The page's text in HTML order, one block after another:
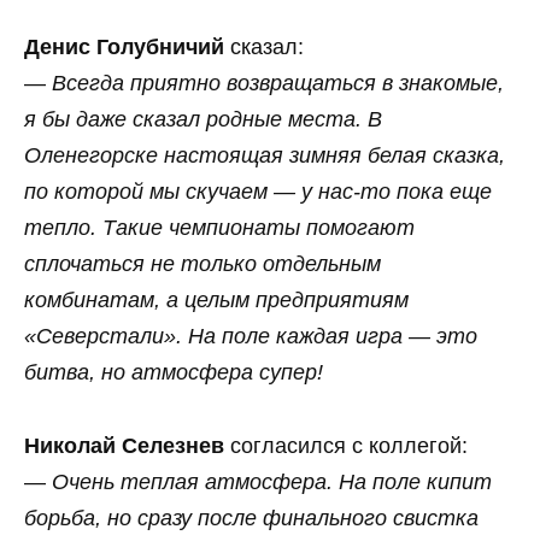
Денис Голубничий сказал:
— Всегда приятно возвращаться в знакомые,
я бы даже сказал родные места. В
Оленегорске настоящая зимняя белая сказка,
по которой мы скучаем — у нас‑то пока еще
тепло. Такие чемпионаты помогают
сплочаться не только отдельным
комбинатам, а целым предприятиям
«Северстали». На поле каждая игра — это
битва, но атмосфера супер!
Николай Селезнев согласился с коллегой:
— Очень теплая атмосфера. На поле кипит
борьба, но сразу после финального свистка